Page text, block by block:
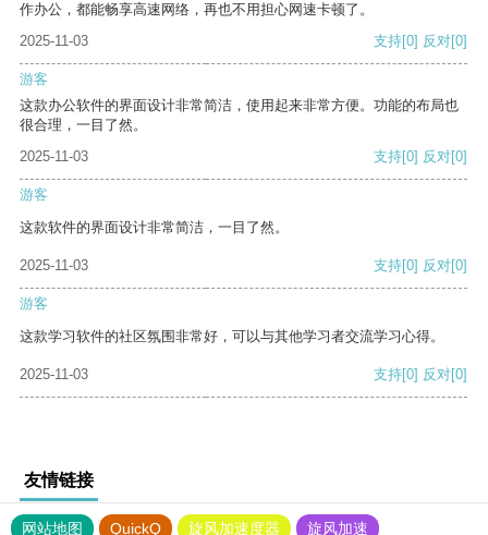
作办公，都能畅享高速网络，再也不用担心网速卡顿了。
2025-11-03
支持[0] 反对[0]
游客
这款办公软件的界面设计非常简洁，使用起来非常方便。功能的布局也
很合理，一目了然。
2025-11-03
支持[0] 反对[0]
游客
这款软件的界面设计非常简洁，一目了然。
2025-11-03 支持[0] 反对[0]
游客
这款学习软件的社区氛围非常好，可以与其他学习者交流学习心得。
2025-11-03 支持[0] 反对[0]
友情链接
网站地图 QuickQ 旋风加速度器 旋风加速